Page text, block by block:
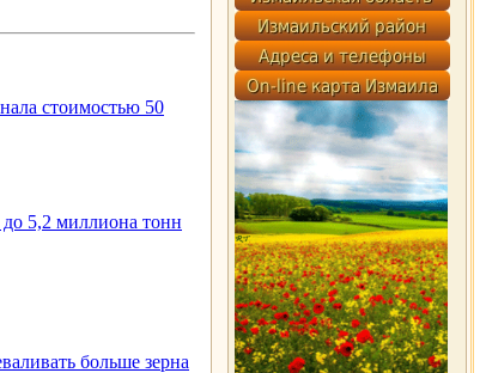
стоимостью 50
до 5,2 миллиона тонн
больше зерна